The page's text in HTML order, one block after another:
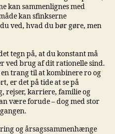
kan sammenlignes med
kan sfinkserne
ved, hvad du bør gøre, men
tegn på, at du konstant må
ved brug af dit rationelle sind.
trang til at kombinere ro og
er det på tide at se på
karriere, familie og
være forude – dog med stor
og årsagssammenhænge